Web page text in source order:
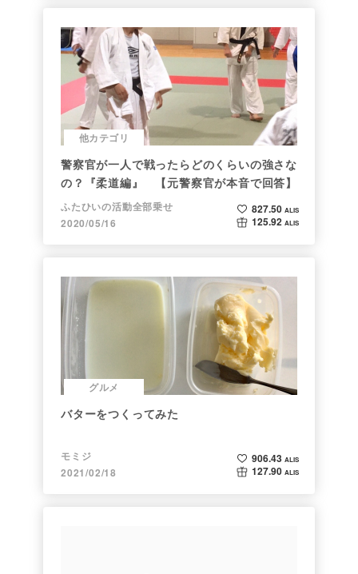
他カテゴリ
警察官が一人で戦ったらどのくらいの強さな
の？『柔道編』 【元警察官が本音で回答】
ふたひいの活動全部乗せ
2020/05/16
827.50 ALIS
125.92 ALIS
グルメ
バターをつくってみた
モミジ
2021/02/18
906.43 ALIS
127.90 ALIS